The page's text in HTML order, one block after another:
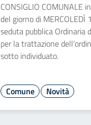
CONSIGLIO COMUNALE
del giorno di MERCOLEDÌ
seduta pubblica Ordinaria
per la trattazione
sotto individuato.
Comune Novità